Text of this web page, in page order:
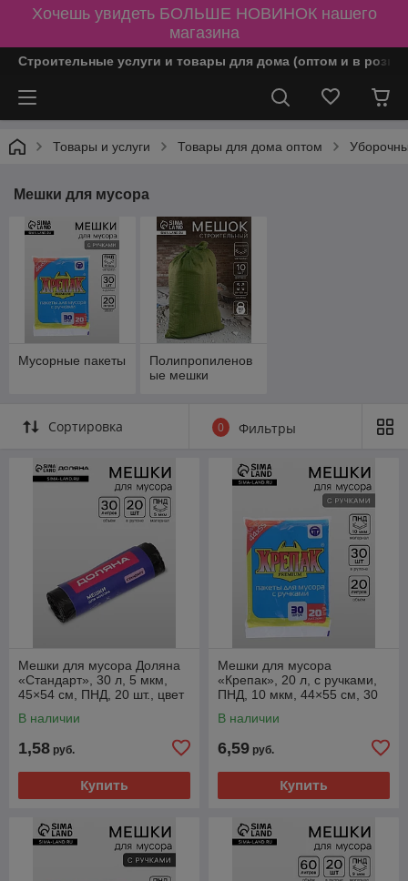
Хочешь увидеть БОЛЬШЕ НОВИНОК нашего
магазина
Строительные услуги и товары для дома (оптом и в
Товары и услуги Товары для дома оптом
Мешки для мусора
Мусорные пакеты
Полипропиленов
ые мешки
Сортировка 0 Фильтры
Мешки для мусора Доляна
«Стандарт», 30 л, 5 мкм,
45×54 см, ПНД, 20 шт., цвет
В наличии
1,58 руб.
Купить
Мешки для мусора
«Крепак», 20 л, с ручками,
ПНД, 10 мкм, 44×55 см, 30
В наличии
6,59 руб.
Купить